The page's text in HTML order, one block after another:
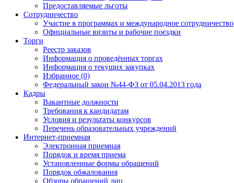
Предоставляемые льготы
Сотрудничество
Участие в программах и международное сотрудничество
Официальные визиты и рабочие поездки
Торги
Реестр заказов
Информация о проведённых торгах
Информация о текущих закупках
Избранное (0)
Федеральный закон №44-ФЗ от 05.04.2013 года
Кадры
Вакантные должности
Требования к кандидатам
Условия и результаты конкурсов
Перечень образовательных учреждений
Интернет-приемная
Электронная приемная
Порядок и время приема
Установленные формы обращений
Порядок обжалования
Обзоры обращений лиц